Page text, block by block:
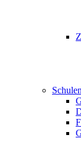
Schulen